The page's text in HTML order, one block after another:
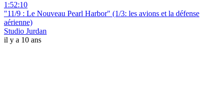
1:52:10
"11/9 : Le Nouveau Pearl Harbor" (1/3: les avions et la défense
aérienne)
Studio Jurdan
il y a 10 ans